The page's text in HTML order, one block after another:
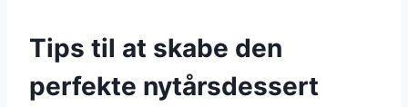
Tips til at skabe den
perfekte nytårsdessert